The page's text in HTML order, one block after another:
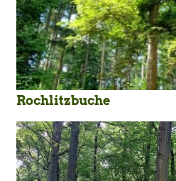
Rochlitzbuche